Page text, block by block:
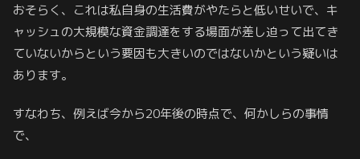
おそらく、これは私自身の生活費がやたらと低いせいで、キ
ャッシュの大規模な資金調達をする場面が差し迫って出てき
ていないからという要因も大きいのではないかという疑いは
あります。
すなわち、例えば今から20年後の時点で、何かしらの事情
で、